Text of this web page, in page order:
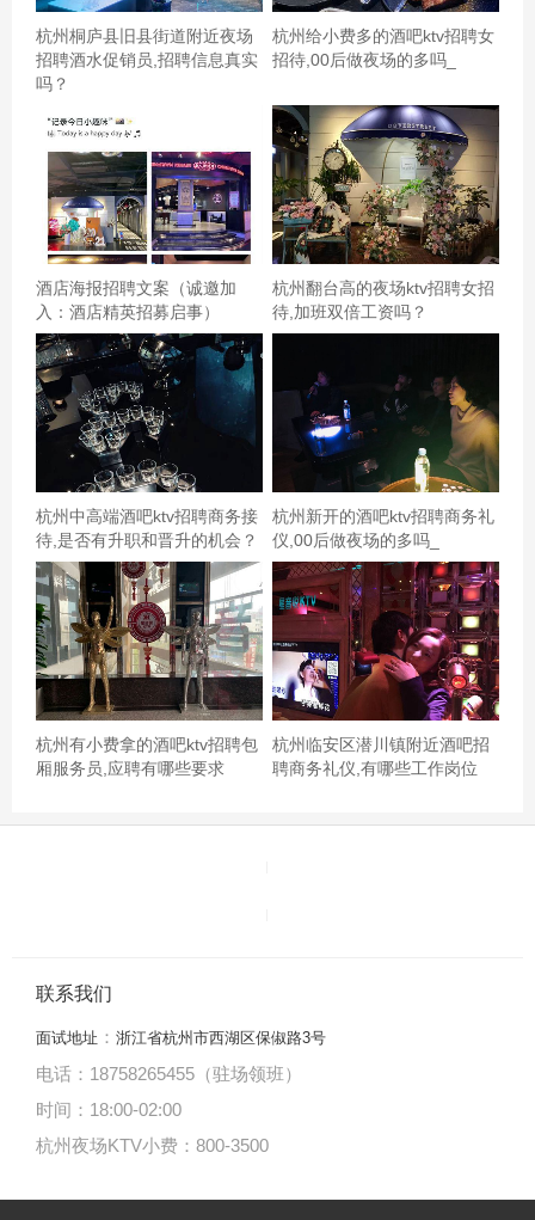
光顾！服务挺好的，很有礼貌，下次还会在来，杭州萧山
区萧山经济技术开发区附近ktv招聘女服务生,(不需要喝酒
的) 不错！去过N次了！这次还送了精美台历免费券！音响
效果不错，吃的嘛就也还可以吧
又來海岸城了,果然還是要每隔一段時間來唱k發洩發洩估計
唱得太投入了被服務員小哥哥說在房間外經過聽到說覺得
定是不合法的吧希望下次能改善條款要吐槽的是點歌很
難！！！很多歌手和歌名搜索都搜索不到但是點進去語言
分類慢慢找就能找到？浪費了很多時間點歌❗️⚠️我去的那天
是週日所以平時68包的大房3小時變成120了然後如果要續
時的話就是晚上7點前65一小時7點後就要120了不值不值,
杭州桐庐县旧县街道附近夜场
招聘酒水促销员,招聘信息真实
吗？
杭州给小费多的酒吧ktv招聘女
招待,00后做夜场的多吗_
酒店海报招聘文案（诚邀加
入：酒店精英招募启事）
杭州翻台高的夜场ktv招聘女招
待,加班双倍工资吗？
杭州中高端酒吧ktv招聘商务接
待,是否有升职和晋升的机会？
杭州新开的酒吧ktv招聘商务礼
仪,00后做夜场的多吗_
杭州有小费拿的酒吧ktv招聘包
厢服务员,应聘有哪些要求
杭州临安区潜川镇附近酒吧招
聘商务礼仪,有哪些工作岗位
联系我们
面试地址 ： 浙江省杭州市西湖区保俶路3号
电话：18758265455（驻场领班）
时间：18:00-02:00
杭州夜场KTV小费：800-3500